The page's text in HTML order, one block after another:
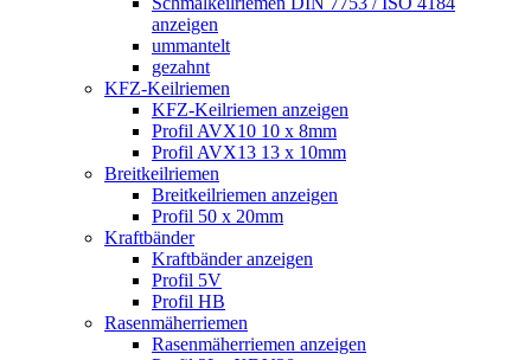
anzeigen
ummantelt
gezahnt
KFZ-Keilriemen
KFZ-Keilriemen anzeigen
Profil AVX10 10 x 8mm
Profil AVX13 13 x 10mm
Breitkeilriemen
Breitkeilriemen anzeigen
Profil 50 x 20mm
Kraftbänder
Kraftbänder anzeigen
Profil 5V
Profil HB
Rasenmäherriemen
Rasenmäherriemen anzeigen